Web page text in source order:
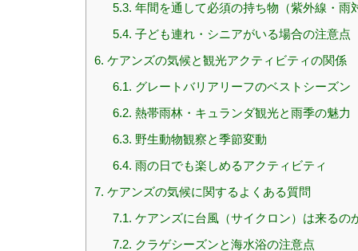
5.3. 年間を通して必須の持ち物（紫外線・雨
5.4. 子ども連れ・シニアがいる場合の注意点
6. ケアンズの気候と観光アクティビティの関係
6.1. グレートバリアリーフのベストシーズン
6.2. 熱帯雨林・キュランダ観光と雨季の魅力
6.3. 野生動物観察と季節変動
6.4. 雨の日でも楽しめるアクティビティ
7. ケアンズの気候に関するよくある質問
7.1. ケアンズに台風（サイクロン）は来るの
7.2. クラゲシーズンと海水浴の注意点